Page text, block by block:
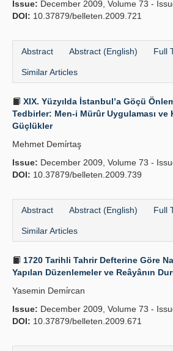
Issue: December 2009, Volume 73 -
DOI: 10.37879/belleten.2009.721
Abstract Abstract (English) Full
Similar Articles
XIX. Yüzyılda İstanbul’a Göçü
Tedbirler: Men-i Mürûr Uygulaması ve
Güçlükler
Mehmet Demi̇rtaş
Issue: December 2009, Volume 73 -
DOI: 10.37879/belleten.2009.739
Abstract Abstract (English) Full
Similar Articles
1720 Tarihli Tahrir Defterine Göre
Yapılan Düzenlemeler ve Reâyânın
Yasemin Demi̇rcan
Issue: December 2009, Volume 73 -
DOI: 10.37879/belleten.2009.671